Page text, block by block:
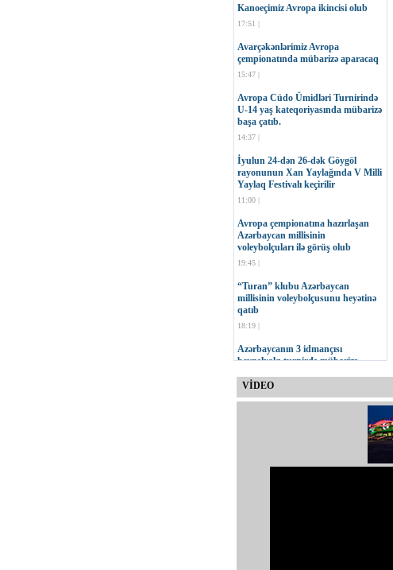
Kanoeçimiz Avropa ikincisi olub
17:51 |
Avarçəkənlərimiz Avropa
çempionatında mübarizə aparacaq
15:47 |
Avropa Cüdo Ümidləri Turnirində
U-14 yaş kateqoriyasında mübarizə
başa çatıb.
14:37 |
İyulun 24-dən 26-dək Göygöl
rayonunun Xan Yaylağında V Milli
Yaylaq Festivalı keçirilir
11:00 |
Avropa çempionatına hazırlaşan
Azərbaycan millisinin
voleybolçuları ilə görüş olub
19:45 |
“Turan” klubu Azərbaycan
millisinin voleybolçusunu heyətinə
qatıb
18:19 |
Azərbaycanın 3 idmançısı
beynəlxalq turnirdə mübarizə
17:47 |
Hüseynzadənin 75 yaşı tamam olub
VİDEO